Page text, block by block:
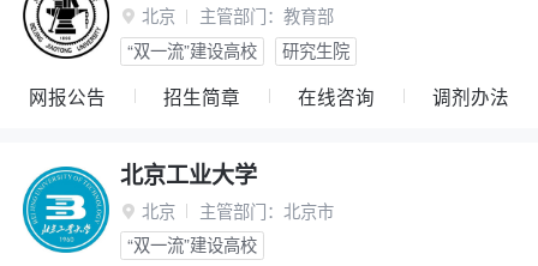
 北京 主管部门： 教育部
“双一流”建设高校
研究生院
网报公告 招生简章 在线咨询 调剂办法
北京工业大学
 北京 主管部门： 北京市
“双一流”建设高校